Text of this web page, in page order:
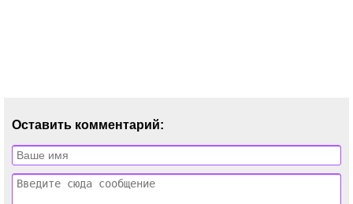
Оставить комментарий: